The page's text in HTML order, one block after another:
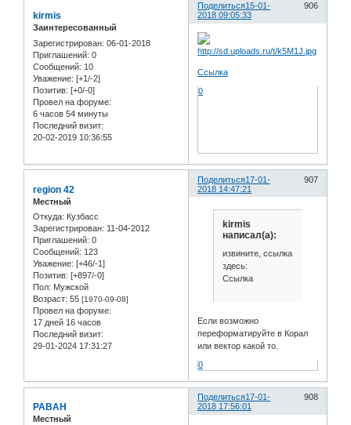
Поделиться 906
15-01-
2018 09:05:33
kirmis
Заинтересованный
Зарегистрирован: 06-01-2018
Приглашений: 0
Сообщений: 10
Уважение: [+1/-2]
Позитив: [+0/-0]
Провел на форуме:
6 часов 54 минуты
Последний визит:
20-02-2019 10:36:55
Ссылка
0
Поделиться 907
17-01-
2018 14:47:21
region 42
Местный
Откуда: Кузбасс
Зарегистрирован: 11-04-2012
Приглашений: 0
Сообщений: 123
Уважение: [+46/-1]
Позитив: [+897/-0]
Пол: Мужской
Возраст: 55 [1970-09-08]
Провел на форуме:
17 дней 16 часов
Последний визит:
29-01-2024 17:31:27
kirmis
написал(а):
извините, ссылка
здесь:
Ссылка
Если возможно
переформатируйте в Корал
или вектор какой то.
0
Поделиться 908
17-01-
2018 17:56:01
PABAH
Местный